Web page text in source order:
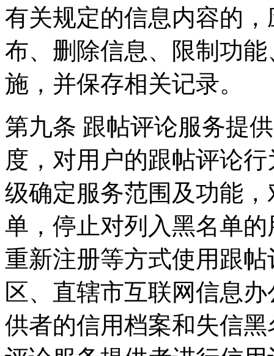
有关规定的信息内容的
布、删除信息、限制功
施，并保存相关记录。
第九条 跟帖评论服务提
度，对用户的跟帖评论
级确定服务范围及功能
单，停止对列入黑名单
重新注册等方式使用跟
区、直辖市互联网信息
供者的信用档案和失信